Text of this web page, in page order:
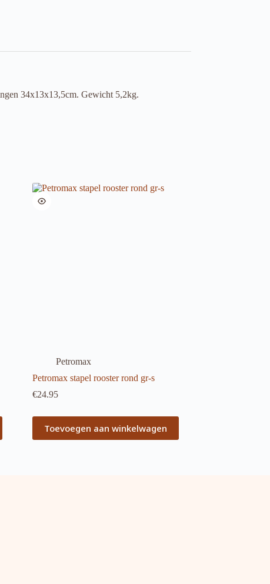
34x13x13,5cm. Gewicht 5,2kg.
Petromax
Petromax stapel rooster rond gr-s
€24.95
Toevoegen aan winkelwagen